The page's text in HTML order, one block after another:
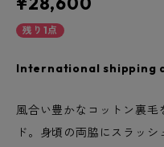
残り1点
International shipping
風合い豊かなコットン裏毛
ド。身頃の両脇にスラッ